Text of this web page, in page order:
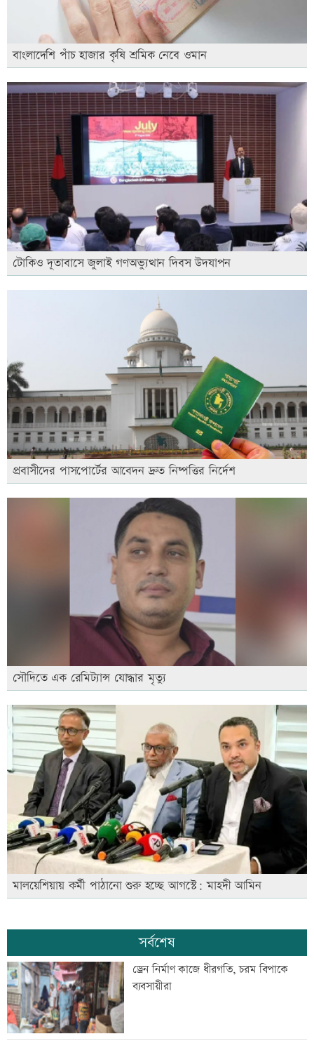
বাংলাদেশি পাঁচ হাজার কৃষি শ্রমিক নেবে ওমান
টোকিও দূতাবাসে জুলাই গণঅভ্যুত্থান দিবস উদযাপন
প্রবাসীদের পাসপোর্টের আবেদন দ্রুত নিষ্পত্তির নির্দেশ
সৌদিতে এক রেমিট্যান্স যোদ্ধার মৃত্যু
মালয়েশিয়ায় কর্মী পাঠানো শুরু হচ্ছে আগস্টে: মাহদী আমিন
সর্বশেষ
ড্রেন নির্মাণ কাজে ধীরগতি, চরম বিপাকে
ব্যবসায়ীরা